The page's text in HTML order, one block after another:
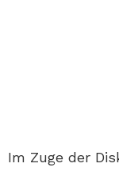
Im Zuge der